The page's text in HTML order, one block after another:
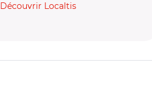
Découvrir Localtis